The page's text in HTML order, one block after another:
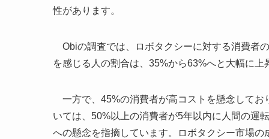
性があります。
Obiの調査では、ロボタクシーに対する消費者
を感じる人の割合は、35%から63%へと大幅に上
一方で、45%の消費者が高コストを懸念してお
いては、50%以上の消費者が5年以内に人間の運
への懸念を指摘しています。ロボタクシー市場